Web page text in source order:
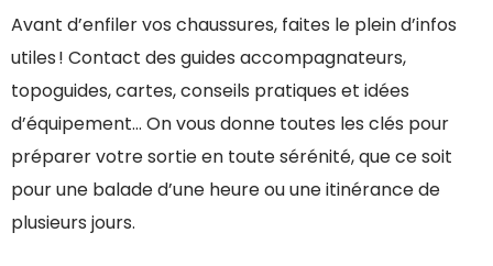
Avant d’enfiler vos chaussures, faites le plein d’infos
utiles ! Contact des guides accompagnateurs,
topoguides, cartes, conseils pratiques et idées
d’équipement… On vous donne toutes les clés pour
préparer votre sortie en toute sérénité, que ce soit
pour une balade d’une heure ou une itinérance de
plusieurs jours.